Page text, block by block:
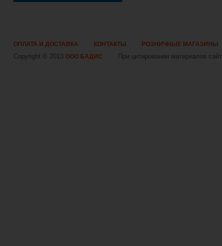
ОПЛАТА И ДОСТАВКА КОНТАКТЫ РОЗНИЧНЫЕ МАГАЗИНЫ
Copyright © 2013 ООО БАДИС При цитировании материалов